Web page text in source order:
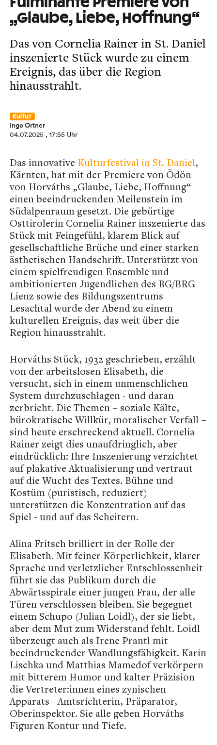
Fulminante Premiere von
„Glaube, Liebe, Hoffnung“
Das von Cornelia Rainer in St. Daniel
inszenierte Stück wurde zu einem
Ereignis, das über die Region
hinausstrahlt.
Kultur
Ingo Ortner
04.07.2025 , 17:55 Uhr
Das innovative Kulturfestival in St. Daniel,
Kärnten, hat mit der Premiere von Ödön
von Horváths „Glaube, Liebe, Hoffnung“
einen beeindruckenden Meilenstein im
Südalpenraum gesetzt. Die gebürtige
Osttirolerin Cornelia Rainer inszenierte das
Stück mit Feingefühl, klarem Blick auf
gesellschaftliche Brüche und einer starken
ästhetischen Handschrift. Unterstützt von
einem spielfreudigen Ensemble und
ambitionierten Jugendlichen des BG/BRG
Lienz sowie des Bildungszentrums
Lesachtal wurde der Abend zu einem
kulturellen Ereignis, das weit über die
Region hinausstrahlt.
Horváths Stück, 1932 geschrieben, erzählt
von der arbeitslosen Elisabeth, die
versucht, sich in einem unmenschlichen
System durchzuschlagen - und daran
zerbricht. Die Themen – soziale Kälte,
bürokratische Willkür, moralischer Verfall –
sind heute erschreckend aktuell. Cornelia
Rainer zeigt dies unaufdringlich, aber
eindrücklich: Ihre Inszenierung verzichtet
auf plakative Aktualisierung und vertraut
auf die Wucht des Textes. Bühne und
Kostüm (puristisch, reduziert)
unterstützen die Konzentration auf das
Spiel - und auf das Scheitern.
Alina Fritsch brilliert in der Rolle der
Elisabeth. Mit feiner Körperlichkeit, klarer
Sprache und verletzlicher Entschlossenheit
führt sie das Publikum durch die
Abwärtsspirale einer jungen Frau, der alle
Türen verschlossen bleiben. Sie begegnet
einem Schupo (Julian Loidl), der sie liebt,
aber dem Mut zum Widerstand fehlt. Loidl
überzeugt auch als Irene Prantl mit
beeindruckender Wandlungsfähigkeit. Karin
Lischka und Matthias Mamedof verkörpern
mit bitterem Humor und kalter Präzision
die Vertreter:innen eines zynischen
Apparats - Amtsrichterin, Präparator,
Oberinspektor. Sie alle geben Horváths
Figuren Kontur und Tiefe.